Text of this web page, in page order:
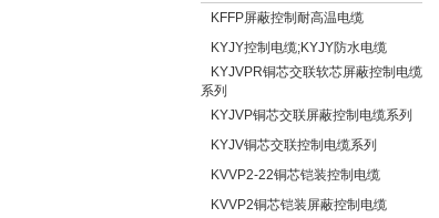
KFFP屏蔽控制耐高温电缆
KYJY控制电缆;KYJY防水电缆
KYJVPR铜芯交联软芯屏蔽控制电缆
系列
KYJVP铜芯交联屏蔽控制电缆系列
KYJV铜芯交联控制电缆系列
KVVP2-22铜芯铠装控制电缆
KVVP2铜芯铠装屏蔽控制电缆